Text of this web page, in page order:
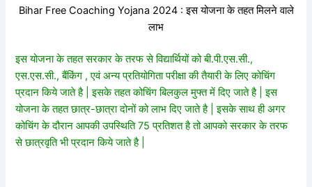
Bihar Free Coaching Yojana 2024 : इस योजना के तहत मिलने वाले
लाभ
इस योजना के तहत सरकार के तरफ से विद्यार्थियों को बी.पी.एस.सी.,
एस.एस.सी., बैंकिंग , एवं अन्य प्रतियोगिता परीक्षा की तैयारी के लिए कोचिंग
प्रदान किये जाते है | इसके तहत कोचिंग बिलकुल मुफ्त में दिए जाते है | इस
योजना के तहत छात्र-छात्रा दोनों को लाभ दिए जाते है | इसके साथ ही अगर
कोचिंग के दौरान आपकी उपस्थिति 75 प्रतिशत है तो आपको सरकार के तरफ
से छात्रवृति भी प्रदान किये जाते है |